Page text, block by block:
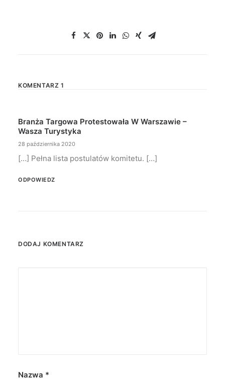
KOMENTARZ 1
Branża Targowa Protestowała W Warszawie –
Wasza Turystyka
28 października 2020
[…] Pełna lista postulatów komitetu. […]
ODPOWIEDZ
DODAJ KOMENTARZ
Nazwa *